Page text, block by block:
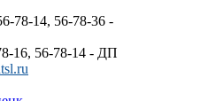
78-14, 56-78-36 -
16, 56-78-14 - ДП